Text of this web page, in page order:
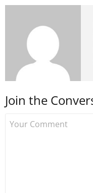
Join the